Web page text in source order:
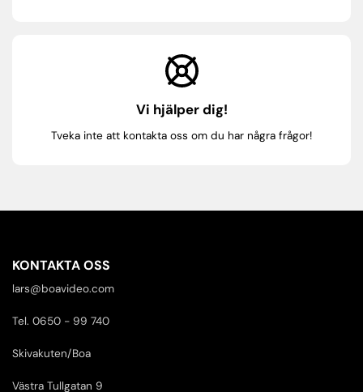
Vi hjälper dig!
Tveka inte att kontakta oss om du har några frågor!
KONTAKTA OSS
lars@boavideo.com
Tel. 0650 - 99 740
Skivakuten/Boa
Västra Tullgatan 9